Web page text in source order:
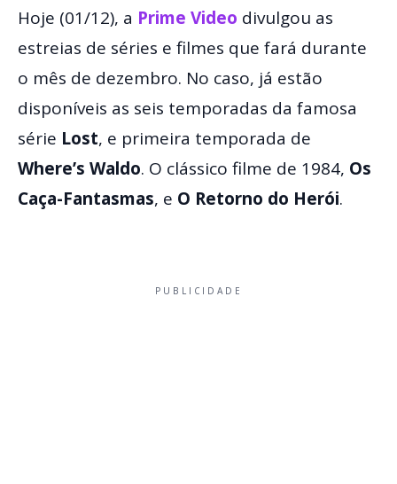
Hoje (01/12), a Prime Video divulgou as
estreias de séries e filmes que fará durante
o mês de dezembro. No caso, já estão
disponíveis as seis temporadas da famosa
série Lost, e primeira temporada de
Where’s Waldo. O clássico filme de 1984, Os
Caça-Fantasmas, e O Retorno do Herói.
PUBLICIDADE